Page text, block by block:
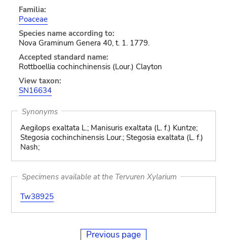
Familia:
Poaceae
Species name according to:
Nova Graminum Genera 40, t. 1. 1779.
Accepted standard name:
Rottboellia cochinchinensis (Lour.) Clayton
View taxon:
SN16634
Synonyms
Aegilops exaltata L.; Manisuris exaltata (L. f.) Kuntze;
Stegosia cochinchinensis Lour.; Stegosia exaltata (L. f.)
Nash;
Specimens available at the Tervuren Xylarium
Tw38925
Previous page